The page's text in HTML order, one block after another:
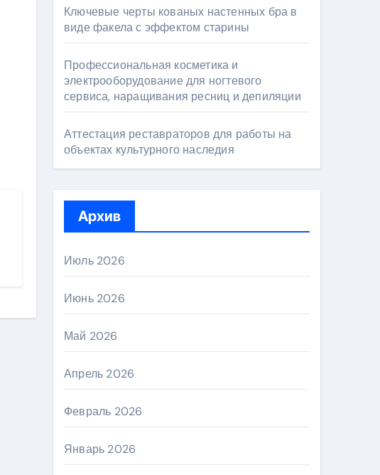
Ключевые черты кованых настенных бра в
виде факела с эффектом старины
Профессиональная косметика и
электрооборудование для ногтевого
сервиса, наращивания ресниц и депиляции
Аттестация реставраторов для работы на
объектах культурного наследия
Архив
Июль 2026
Июнь 2026
Май 2026
Апрель 2026
Февраль 2026
Январь 2026